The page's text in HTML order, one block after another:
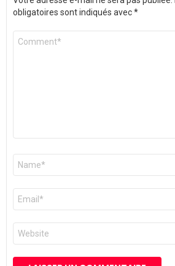
obligatoires sont indiqués avec*
Commentaire
Nom
E-
mail
*
Site
web